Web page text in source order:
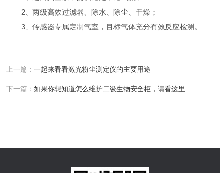
2、两级高效过滤器、除水、除尘、干燥；
3、传感器专属定制气室，目标气体充分有效反应检测。
上一篇：一起来看看激光粉尘测定仪的主要用途
下一篇：如果你想知道怎么维护二级生物安全柜，请看这里